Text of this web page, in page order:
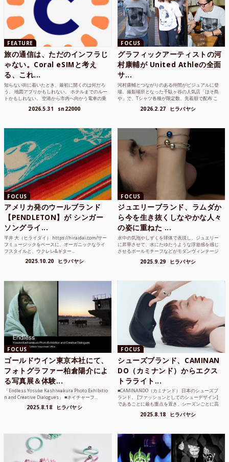
FEATURE
旅の通信は、ただのインフラじ
ゃない。Coral eSIMと考え
る、これ...
知らない街に着いたとき、最初に開くのは何だろ
う。 地図アプリかもしれない。 ホテルまでのルー
トかもしれない。 空港から市内へ向かう電車の乗
2026.5.31 sn22000
FOCUS
グラフィックアーティストの河
村康輔が United Athleの全面
サ...
河村康輔とつながりのある仲間がビジュアルに登
場。撮影場所となった千駄ヶ谷の人気店「ほそ島
や」で、Tシャツ各種が限定数、先着順で配布 こ
2026.2.27 ヒラバヤシ
FOCUS
アメリカ発のウールブランド
【PENDLETON】が シンガー
ソングライ...
平井 大（ヒライダイ） https://hiraidai.com/サー
フミュージックをベースに、オーガニックなライ
フスタイルと、ウクレレ&ギター...
2025.10.20 ヒラバヤシ
FOCUS
ジュエリーブランド、ラムダか
ら今を生き抜くしなやかな人々
の姿に重ねた ...
水中の気泡やしずくを球体で表現し、ジュエリー
に昇華させて、水にたゆたうような浮遊感を感じ
させるボールモチーフなどがモダンヴィンテージ
2025.9.29 ヒラバヤシ
FOCUS
ゴールドウイン東京本社にて、
フォトグラファー柏倉陽介によ
る写真展＆体験...
「Endless Yosuke Kashiwakura Photo Exhibitio
n and Creative Dialogues」 ■ネイチャーフ...
2025.8.18 ヒラバヤシ
FOCUS
シューズブランド、CAMINAN
DO（カミナンド）からエクス
トラライト...
■CAMINANDO（カミナンド） 日本のシューズブ
ランド。 [ファッションとしてのシューデザイン]
であることに最も重点を置き、シーズンごとに高
2025.8.18 ヒラバヤシ